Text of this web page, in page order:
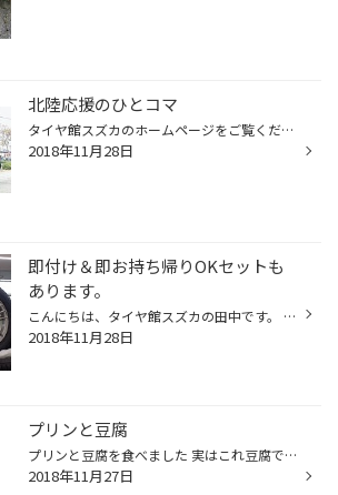
北陸応援のひとコマ
タイヤ館スズカのホームページをご覧くださり、まことにありがとうございます。 以前、石川県の七尾駅前の写真をご案内させていただきましたが。 今回は北陸応援から帰路に立ち寄った駅の写真です、日付は１１月１５日ですが雪の気配もなく 今年は暖冬のようで初秋のたたずまいでした。
2018年11月28日
即付け＆即お持ち帰りOKセットも
あります。
こんにちは、タイヤ館スズカの田中です。 店頭には写真のような即作業％お持ち帰り可能なスタッドレスタイヤセットも多数用意してあります。 これから混み合う時期でもこれらのセット品なら即対応させていただきます！！
2018年11月28日
プリンと豆腐
プリンと豆腐を食べました 実はこれ豆腐ではありません わかる人にはわかりますヒントはイタリアで 話題は変わりますが豆腐にニンニクを掛ける派があまりいないので悲しいかったので この記事を見た人は是非とも豆腐にニンニクと醤油をお願いします。
2018年11月27日